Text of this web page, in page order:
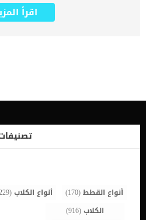
في منزلك، فبالتأكيد سيزعجك أن ترى
في محاولة التصرف بشكل سريع.
مكتمل الهضم من معدة الكلب، مع
اسطواني. هل من الممكن أن يكون
مقلق ؟ مربي الكلاب المخضرمين
مرة او […]
اقرأ
أنواع القطط(170) أنواع الكلاب(229)
الكلاب(916)